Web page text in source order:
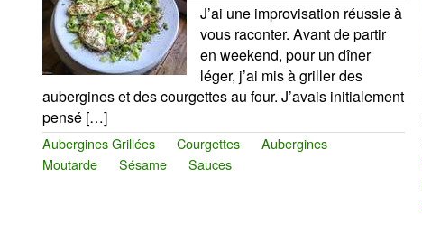
J’ai une improvisation réussie à
vous raconter. Avant de partir
en weekend, pour un dîner
léger, j’ai mis à griller des
aubergines et des courgettes au four. J’avais initialement
pensé […]
Aubergines Grillées Courgettes
Aubergines
Moutarde
Sésame Sauces